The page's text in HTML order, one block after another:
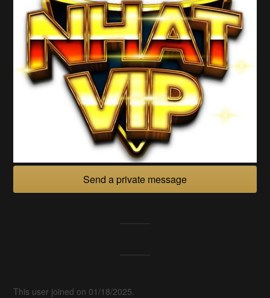
Send a private message
This user joined on 01/18/2025.